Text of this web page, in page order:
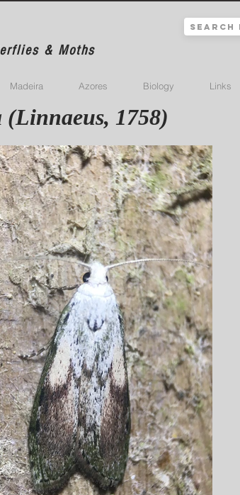
& Moths
Madeira Azores Biology Links
1758)